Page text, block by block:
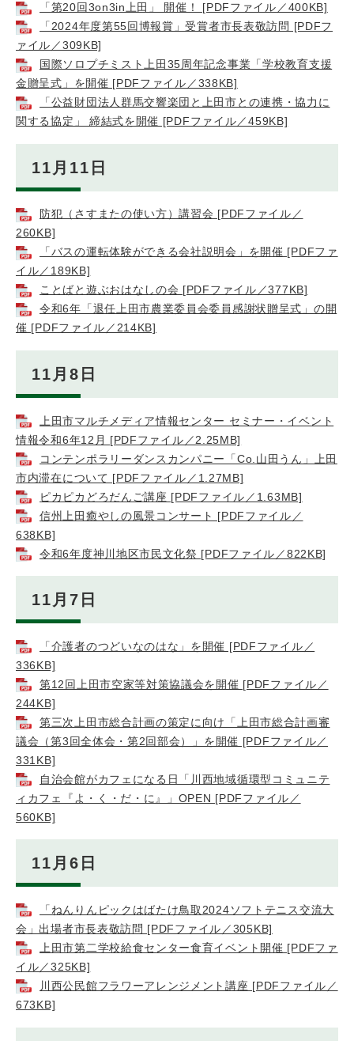
「第20回3on3in上田」 開催！ [PDFファイル／400KB]
「2024年度第55回博報賞」受賞者市長表敬訪問 [PDFフ
ァイル／309KB]
国際ソロプチミスト上田35周年記念事業「学校教育支援
金贈呈式」を開催 [PDFファイル／338KB]
「公益財団法人群馬交響楽団と上田市との連携・協力に
関する協定」 締結式を開催 [PDFファイル／459KB]
11月11日
防犯（さすまたの使い方）講習会 [PDFファイル／
260KB]
「バスの運転体験ができる会社説明会」を開催 [PDFファ
イル／189KB]
ことばと遊ぶおはなしの会 [PDFファイル／377KB]
令和6年「退任上田市農業委員会委員感謝状贈呈式」の開
催 [PDFファイル／214KB]
11月8日
上田市マルチメディア情報センター セミナー・イベント
情報令和6年12月 [PDFファイル／2.25MB]
コンテンポラリーダンスカンパニー「Co.山田うん」上田
市内滞在について [PDFファイル／1.27MB]
ピカピカどろだんご講座 [PDFファイル／1.63MB]
信州上田癒やしの風景コンサート [PDFファイル／
638KB]
令和6年度神川地区市民文化祭 [PDFファイル／822KB]
11月7日
「介護者のつどいなのはな」を開催 [PDFファイル／
336KB]
第12回上田市空家等対策協議会を開催 [PDFファイル／
244KB]
第三次上田市総合計画の策定に向け「上田市総合計画審
議会（第3回全体会・第2回部会）」を開催 [PDFファイル／
331KB]
自治会館がカフェになる日「川西地域循環型コミュニテ
ィカフェ『よ・く・だ・に』」OPEN [PDFファイル／
560KB]
11月6日
「ねんりんピックはばたけ鳥取2024ソフトテニス交流大
会」出場者市長表敬訪問 [PDFファイル／305KB]
上田市第二学校給食センター食育イベント開催 [PDFファ
イル／325KB]
川西公民館フラワーアレンジメント講座 [PDFファイル／
673KB]